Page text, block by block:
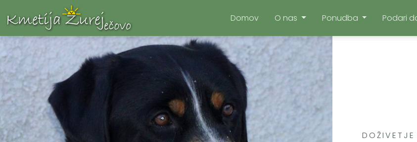
Domov O nas Ponudba Podari
DOŽIVETJE